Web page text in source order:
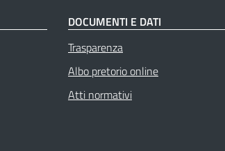
DOCUMENTI E DATI
Trasparenza
Albo pretorio online
Atti normativi